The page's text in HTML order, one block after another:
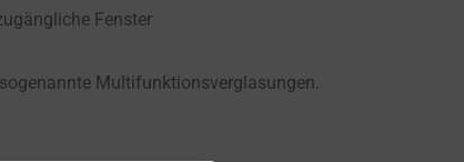
Fenster
Multifunktionsverglasungen.